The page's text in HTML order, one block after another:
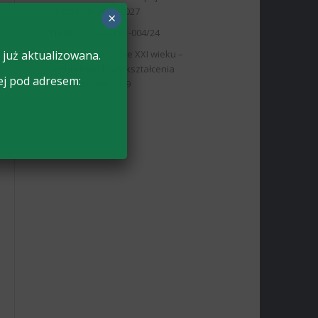
Łódzkiego 2021-2027
FEnIKS.02.04-IW.01-004/24
Nauczanie rolnicze XXI wieku –
rozbudowa bazy kształcenia
zawodowego 2019
aktualizowana.
pod adresem:
×